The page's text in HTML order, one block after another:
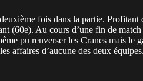
fois dans la partie. Profitant
(60e). Au cours d’une fin de match
pu renverser les Cranes mais le
affaires d’aucune des deux équipes.